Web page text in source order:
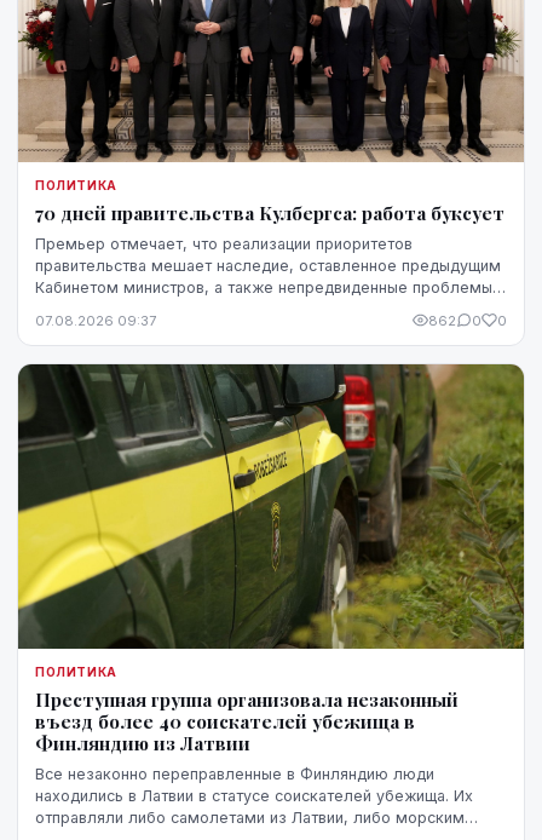
ПОЛИТИКА
70 дней правительства Кулбергса: работа буксует
Премьер отмечает, что реализации приоритетов
правительства мешает наследие, оставленное предыдущим
Кабинетом министров, а также непредвиденные проблемы,
стремительного прогресса.
07.08.2026 09:37 862 0 0
ПОЛИТИКА
Преступная группа организовала незаконный
въезд более 40 соискателей убежища в
Финляндию из Латвии
Все незаконно переправленные в Финляндию люди
находились в Латвии в статусе соискателей убежища. Их
отправляли либо самолетами из Латвии, либо морским